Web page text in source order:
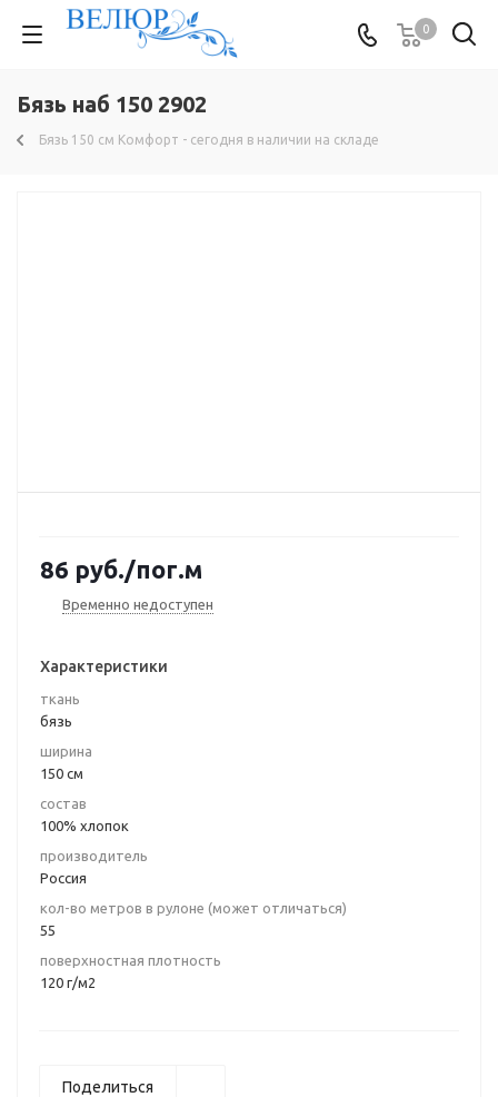
0
Бязь наб 150 2902
Бязь 150 см Комфорт - сегодня в наличии на складе
86 руб./пог.м
Временно недоступен
Характеристики
ткань
бязь
ширина
150 см
состав
100% хлопок
производитель
Россия
кол-во метров в рулоне (может отличаться)
55
поверхностная плотность
120 г/м2
Поделиться